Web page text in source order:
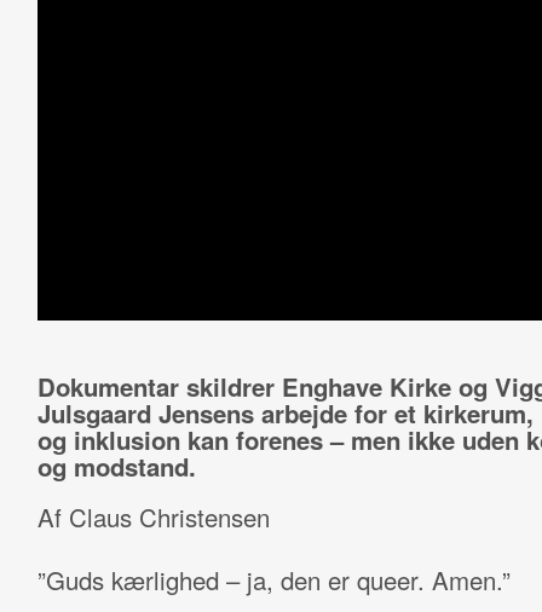
Dokumentar skildrer Enghave Kirke og
Julsgaard Jensens arbejde for et
og inklusion kan forenes – men ikke uden
og modstand.
Af Claus Christensen
”Guds kærlighed – ja, den er queer. Amen.”